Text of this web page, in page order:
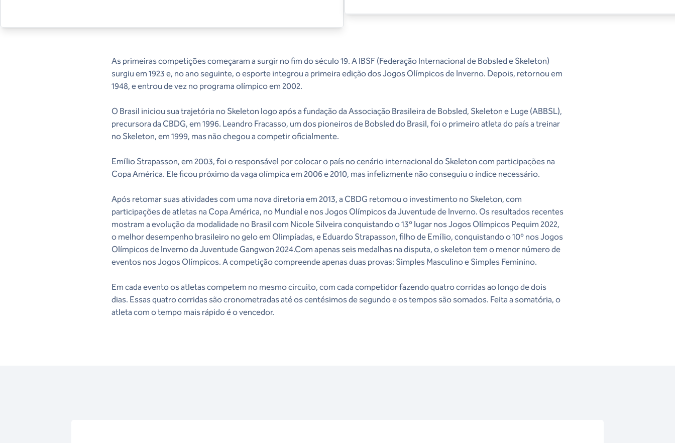
As primeiras competições começaram a surgir no fim do século 19. A IBSF (Federação Internacional de Bobsled e Skeleton)
surgiu em 1923 e, no ano seguinte, o esporte integrou a primeira edição dos Jogos Olímpicos de Inverno. Depois, retornou em
1948, e entrou de vez no programa olímpico em 2002.
O Brasil iniciou sua trajetória no Skeleton logo após a fundação da Associação Brasileira de Bobsled, Skeleton e Luge (ABBSL),
precursora da CBDG, em 1996. Leandro Fracasso, um dos pioneiros de Bobsled do Brasil, foi o primeiro atleta do país a treinar
no Skeleton, em 1999, mas não chegou a competir oficialmente.
Emílio Strapasson, em 2003, foi o responsável por colocar o país no cenário internacional do Skeleton com participações na
Copa América. Ele ficou próximo da vaga olímpica em 2006 e 2010, mas infelizmente não conseguiu o índice necessário.
Após retomar suas atividades com uma nova diretoria em 2013, a CBDG retomou o investimento no Skeleton, com
participações de atletas na Copa América, no Mundial e nos Jogos Olímpicos da Juventude de Inverno. Os resultados recentes
mostram a evolução da modalidade no Brasil com Nicole Silveira conquistando o 13º lugar nos Jogos Olímpicos Pequim 2022,
o melhor desempenho brasileiro no gelo em Olimpíadas, e Eduardo Strapasson, filho de Emílio, conquistando o 10º nos Jogos
Olímpicos de Inverno da Juventude Gangwon 2024.Com apenas seis medalhas na disputa, o skeleton tem o menor número de
eventos nos Jogos Olímpicos. A competição compreende apenas duas provas: Simples Masculino e Simples Feminino.
Em cada evento os atletas competem no mesmo circuito, com cada competidor fazendo quatro corridas ao longo de dois
dias. Essas quatro corridas são cronometradas até os centésimos de segundo e os tempos são somados. Feita a somatória, o
atleta com o tempo mais rápido é o vencedor.